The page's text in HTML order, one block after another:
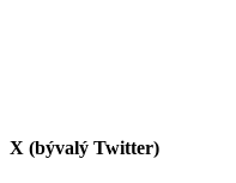
X (bývalý Twitter)